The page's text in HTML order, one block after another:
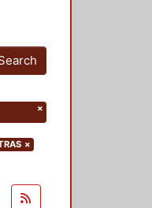
×
×